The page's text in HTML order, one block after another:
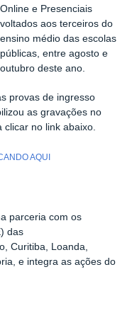
Online e Presenciais
voltados aos terceiros do
ensino médio das escolas
públicas, entre agosto e
outubro deste ano.
provas de ingresso
as gravações no
clicar no link abaixo.
AQUI
parceria com os
das
Curitiba, Loanda,
e integra as ações do